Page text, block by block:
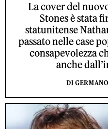
La cover del
Stones è stata
statunitense
passato nelle case
consapevolezza
anche
DI